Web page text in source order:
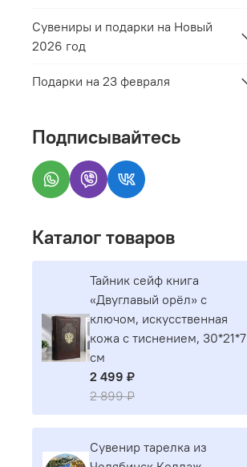
Сувениры и подарки на Новый
2026 год
Подарки на 23 февраля
Подписывайтесь
Каталог товаров
Тайник сейф книга
«Двуглавый орёл» с
ключом, искусственная
кожа с тиснением, 30*21*7
см
2 499 ₽
2 899 ₽
Сувенир тарелка из